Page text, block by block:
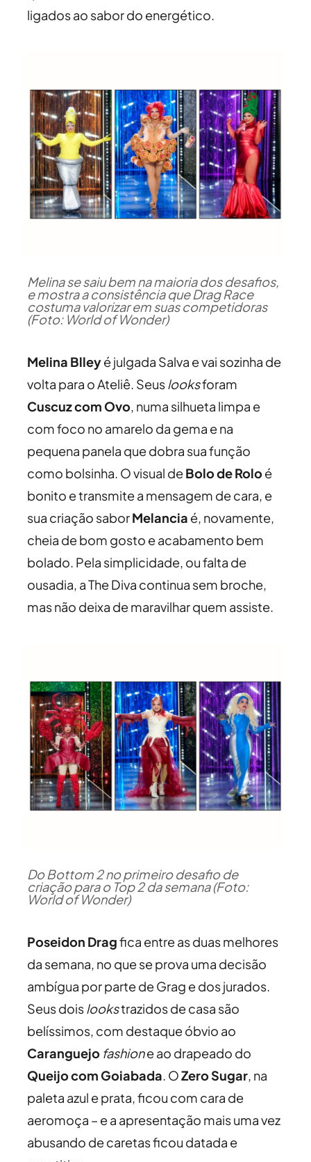
ligados ao sabor do energético.
Melina se saiu bem na maioria dos desafios,
e mostra a consistência que Drag Race
costuma valorizar em suas competidoras
(Foto: World of Wonder)
Melina Blleyé julgada Salva e vai sozinha de
volta para o Ateliê. Seuslooksforam
Cuscuz com Ovo, numa silhueta limpa e
com foco no amarelo da gema e na
pequena panela que dobra sua função
como bolsinha. O visual deBolo de Roloé
bonito e transmite a mensagem de cara, e
sua criação saborMelancia é, novamente,
cheia de bom gosto e acabamento bem
bolado. Pela simplicidade, ou falta de
ousadia, a The Diva continua sem broche,
mas não deixa de maravilhar quem assiste.
Do Bottom 2 no primeiro desafio de
criação para o Top 2 da semana (Foto:
World of Wonder)
Poseidon Dragfica entre as duas melhores
da semana, no que se prova uma decisão
ambígua por parte de Grag e dos jurados.
Seus doislookstrazidos de casa são
belíssimos, com destaque óbvio ao
Caranguejo fashione ao drapeado do
Queijo com Goiabada. OZero Sugar, na
paleta azul e prata, ficou com cara de
aeromoça – e a apresentação mais uma vez
abusando de caretas ficou datada e